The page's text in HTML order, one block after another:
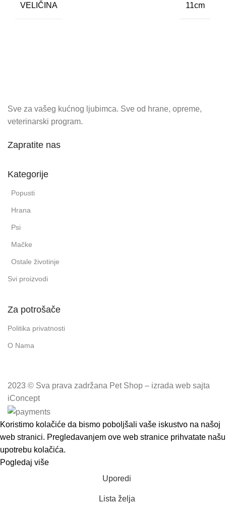
VELIČINA 11cm
Sve za vašeg kućnog ljubimca. Sve od hrane, opreme,
veterinarski program.
Zapratite nas
Kategorije
Popusti
Hrana
Psi
Mačke
Ostale životinje
Svi proizvodi
Za potrošače
Politika privatnosti
O Nama
2023 © Sva prava zadržana Pet Shop – izrada web sajta
iConcept
Koristimo kolačiće da bismo poboljšali vaše iskustvo na našoj
web stranici. Pregledavanjem ove web stranice prihvatate našu
upotrebu kolačića.
Pogledaj više
Uporedi
Lista želja